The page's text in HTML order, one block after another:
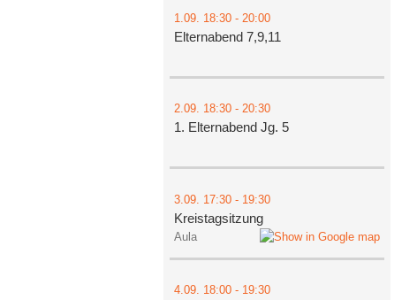
1.09. 18:30- 20:00
Elternabend 7,9,11
2.09. 18:30- 20:30
1. Elternabend Jg. 5
3.09. 17:30- 19:30
Kreistagsitzung
Aula
4.09. 18:00- 19:30